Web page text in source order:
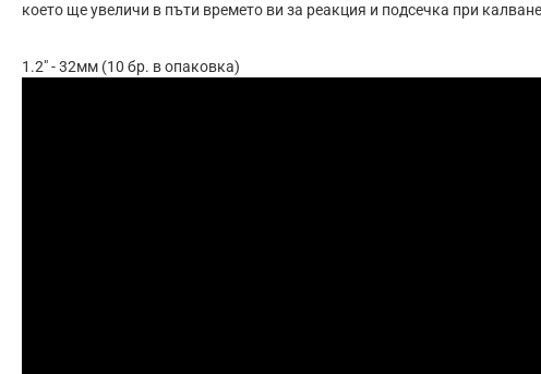
което ще увеличи в пъти времето ви за реакция и подсечка при
1.2" - 32мм (10 бр. в опаковка)